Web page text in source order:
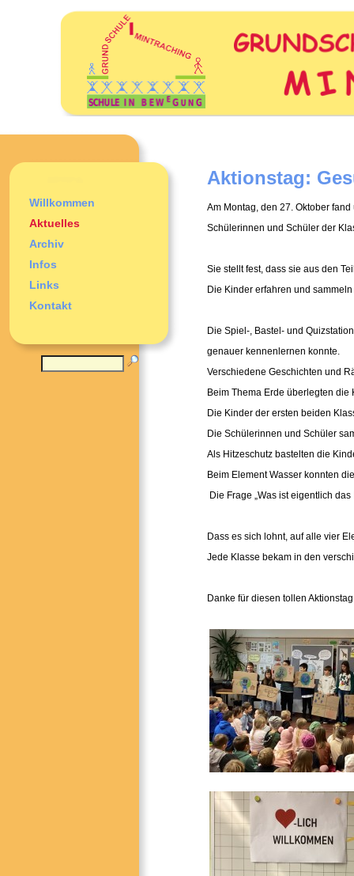
Willkommen
Aktuelles
Archiv
Infos
Links
Kontakt
Aktionstag:
Am Montag, den 27. Oktober
Schülerinnen und Schüler der
Sie stellt fest, dass sie aus den
Die Kinder erfahren und
Die Spiel-, Bastel- und
genauer kennenlernen konnte.
Verschiedene Geschichten und
Beim Thema Erde überlegten
Die Kinder der ersten beiden
Die Schülerinnen und Schüler
Als Hitzeschutz bastelten die
Beim Element Wasser konnten
Die Frage „Was ist eigentlich
Dass es sich lohnt, auf alle vier
Jede Klasse bekam in den
Danke für diesen tollen